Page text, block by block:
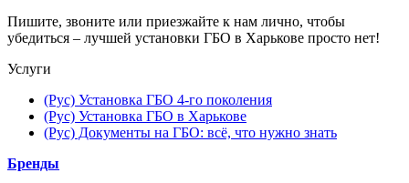
Пишите, звоните или приезжайте к нам лично, чтобы
убедиться – лучшей установки ГБО в Харькове просто нет!
Услуги
(Рус) Установка ГБО 4-го поколения
(Рус) Установка ГБО в Харькове
(Рус) Документы на ГБО: всё, что нужно знать
Бренды